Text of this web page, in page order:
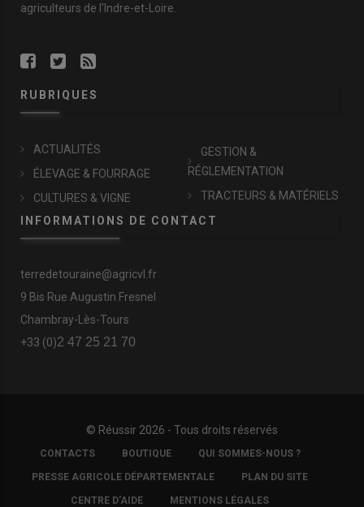
agriculteurs de l'Indre-et-Loire.
RUBRIQUES
ACTUALITÉS
ÉLEVAGE & FOURRAGE
CULTURES & VIGNE
GESTION &
RÉGLEMENTATION
TRACTEURS & MATÉRIELS
INFORMATIONS DE CONTACT
terredetouraine@agricvl.fr
9 Bis Rue Augustin Fresnel
Chambray-Lès-Tours
+33 (0)2 47 25 21 70
© Réussir 2026 - Tous droits réservés
FOOTER
COPYRIGHT
CONTACTS BOUTIQUE QUI SOMMES-NOUS ?
PRESSE AGRICOLE DÉPARTEMENTALE PLAN DU SITE
CENTRE D'AIDE MENTIONS LÉGALES